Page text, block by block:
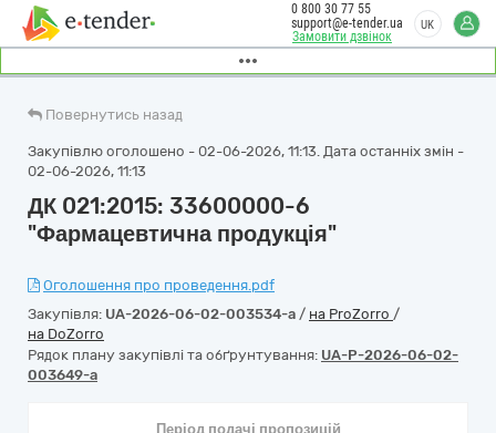
Замовити дзвінок
0 800 30 77 55
support@e-tender.ua
UK
Повернутись назад
Закупівлю оголошено - 02-06-2026, 11:13. Дата останніх змін -
02-06-2026, 11:13
ДК 021:2015: 33600000-6
"Фармацевтична продукція"
Оголошення про проведення.pdf
Закупівля: UA-2026-06-02-003534-a / на ProZorro /
на DoZorro
Рядок плану закупівлі та обґрунтування: UA-P-2026-06-02-
003649-a
Період подачі пропозицій